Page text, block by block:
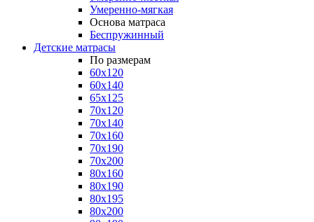
Умеренно-мягкая
Основа матраса
Беспружинный
Детские матрасы
По размерам
60x120
60x140
65x125
70x120
70x140
70x160
70x190
70x200
80x160
80x190
80x195
80x200